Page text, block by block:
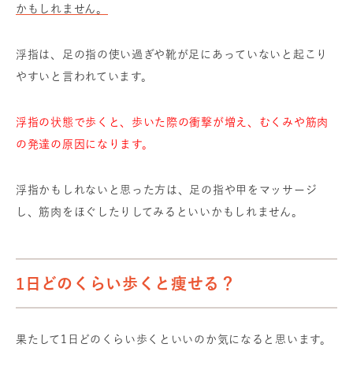
かもしれません。
浮指は、足の指の使い過ぎや靴が足にあっていないと起こり
やすいと言われています。
浮指の状態で歩くと、歩いた際の衝撃が増え、むくみや筋肉
の発達の原因になります。
浮指かもしれないと思った方は、足の指や甲をマッサージ
し、筋肉をほぐしたりしてみるといいかもしれません。
1日どのくらい歩くと痩せる？
果たして1日どのくらい歩くといいのか気になると思います。